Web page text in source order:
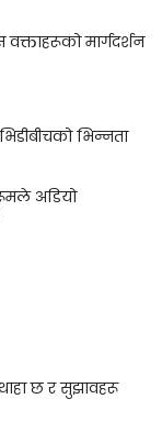
मार्गदर्शन
भिन्नता
अडियो
छ र सुझावहरू